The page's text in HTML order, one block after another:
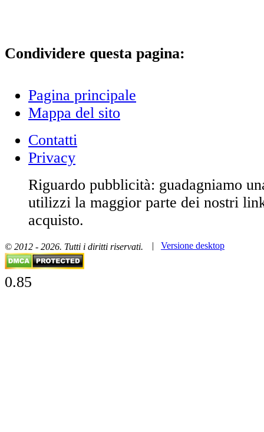
Condividere questa pagina:
Pagina principale
Mappa del sito
Contatti
Privacy
Riguardo pubblicità: guadagniamo
utilizzi la maggior parte dei nostri
acquisto.
© 2012 - 2026. Tutti i diritti riservati. | Versione desktop
0.85